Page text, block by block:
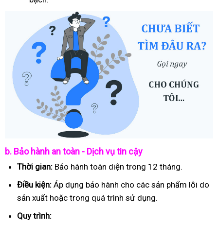
b. Bảo hành an toàn - Dịch vụ tin cậy
Thời gian: Bảo hành toàn diện trong 12 tháng.
Điều kiện: Áp dụng bảo hành cho các sản phẩm lỗi do
sản xuất hoặc trong quá trình sử dụng.
Quy trình: